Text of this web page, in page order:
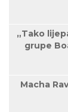
„Tako
grupe
Macha